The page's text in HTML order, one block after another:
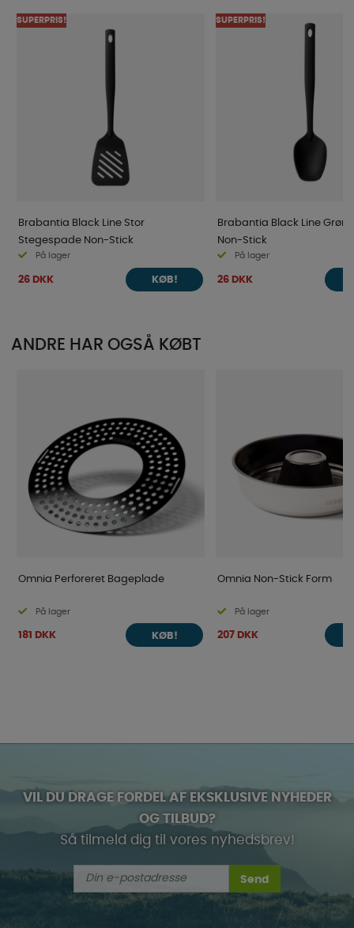
SUPERPRIS!
Brabantia Black Line Stor
Stegespade Non-Stick
På lager
26 DKK KØB!
SUPERPRIS!
Brabantia Black Line
Non-Stick
På lager
26 DKK
ANDRE HAR OGSÅ KØBT
Omnia Perforeret Bageplade
På lager
181 DKK KØB!
Omnia Non-Stick Form
På lager
207 DKK
VIL DU DRAGE FORDEL AF EKSKLUSIVE NYHEDER
OG TILBUD?
Så tilmeld dig til vores nyhedsbrev!
Send